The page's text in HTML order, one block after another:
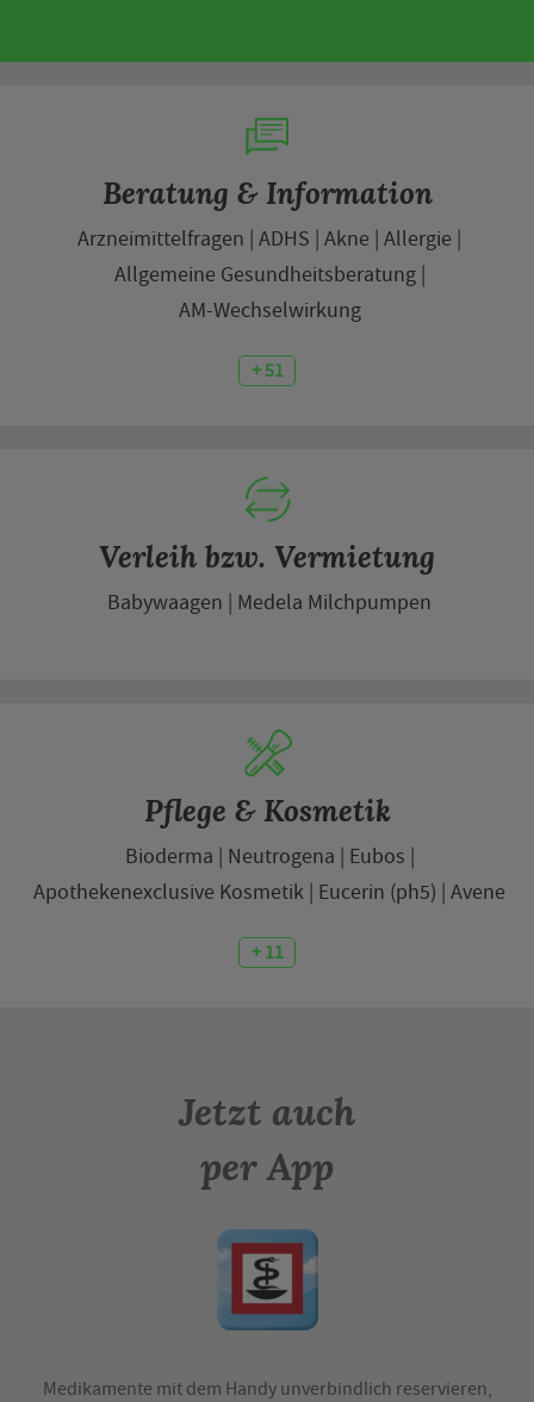
Beratung & Information
Arzneimittelfragen ADHS Akne Allergie
Allgemeine Gesundheitsberatung
AM-Wechselwirkung
+ 51
Verleih bzw. Vermietung
Babywaagen Medela Milchpumpen
Pflege & Kosmetik
Bioderma Neutrogena
Eubos
Apothekenexclusive Kosmetik Eucerin (ph5) Avene
+ 11
Jetzt auch
per App
Medikamente mit dem Handy unverbindlich reservieren,